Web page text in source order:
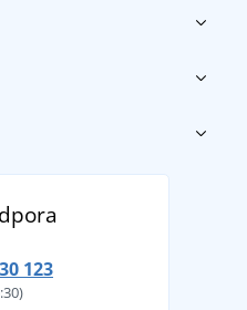
+
aneb připravte
123